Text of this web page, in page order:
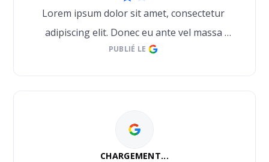
Lorem ipsum dolor sit amet, consectetur
adipiscing elit. Donec eu ante vel massa
blandit lobortis. Phasellus elit nibh,
PUBLIÉ LE
CHARGEMENT...